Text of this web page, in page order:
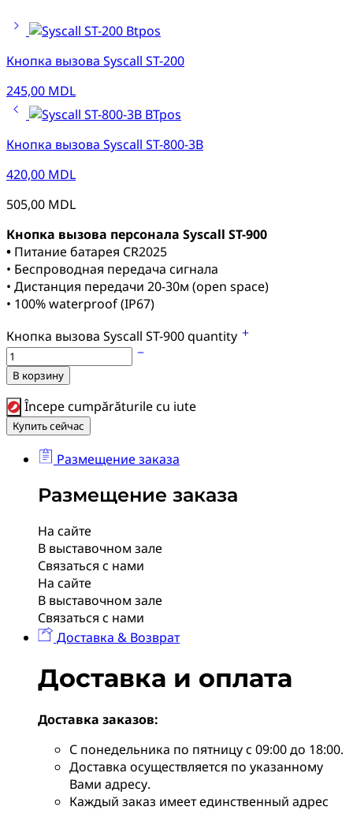
Кнопка вызова Syscall ST-200
245,00 MDL
Кнопка вызова Syscall ST-800-3B
420,00 MDL
505,00 MDL
Кнопка вызова персонала Syscall ST-900
• Питание батарея CR2025
• Беспроводная передача сигнала
• Дистанция передачи 20-30м (open space)
• 100% waterproof (IP67)
Кнопка вызова Syscall ST-900 quantity
В корзину
Începe cumpărăturile cu iute
Купить сейчас
Размещение заказа
Размещение заказа
На сайте
В выставочном зале
Связаться с нами
На сайте
В выставочном зале
Связаться с нами
Доставка & Возврат
Доставка и оплата
Доставка заказов:
С понедельника по пятницу с 09:00 до 18:00.
Доставка осуществляется по указанному
Вами адресу.
Каждый заказ имеет единственный адрес